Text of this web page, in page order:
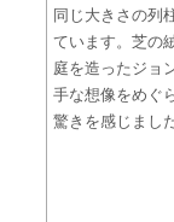
同じ大きさの
ています。芝の
庭を造ったジョ
手な想像をめぐ
驚きを感じました